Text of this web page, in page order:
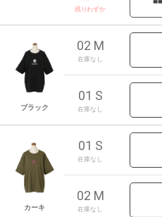
残りわずか
ブラック
02 M
在庫なし
01 S
在庫なし
カーキ
01 S
在庫なし
02 M
在庫なし